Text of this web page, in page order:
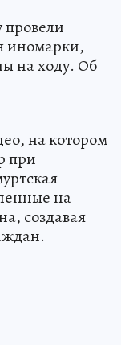
иномарки,
на ходу. Об
на котором
при
на
создавая